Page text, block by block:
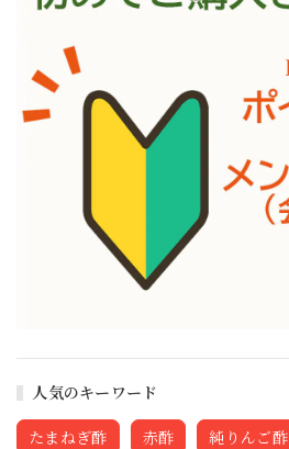
人気のキーワード
たまねぎ酢 赤酢 純りんご酢